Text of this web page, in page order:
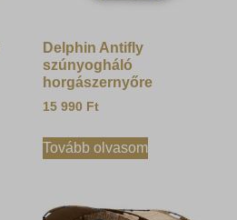
Delphin Antifly
szúnyogháló
horgászernyőre
15 990 Ft
Tovább olvasom